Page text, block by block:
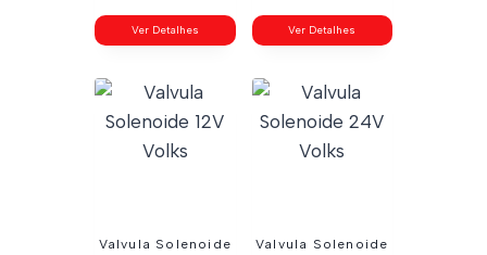
Ver Detalhes Ver Detalhes
Valvula Solenoide
Valvula Solenoide